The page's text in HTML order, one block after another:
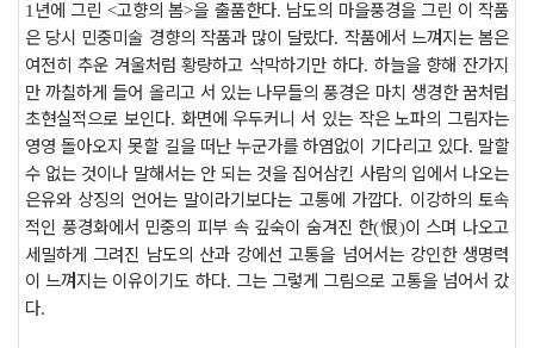
1 년에 그린 <고향의 봄>을 출품한다. 남도의 마을풍경을 그린 이 작품
은 당시 민중미술 경향의 작품과 많이 달랐다. 작품에서 느껴지는 봄은
여전히 추운 겨울처럼 황량하고 삭막하기만 하다. 하늘을 향해 잔가지
만 까칠하게 들어 올리고 서 있는 나무들의 풍경은 마치 생경한 꿈처럼
초현실적으로 보인다. 화면에 우두커니 서 있는 작은 노파의 그림자는
영영 돌아오지 못할 길을 떠난 누군가를 하염없이 기다리고 있다. 말할
수 없는 것이나 말해서는 안 되는 것을 집어삼킨 사람의 입에서 나오는
은유와 상징의 언어는 말이라기보다는 고통에 가깝다. 이강하의 토속
적인 풍경화에서 민중의 피부 속 깊숙이 숨겨진 한(恨)이 스며 나오고
세밀하게 그려진 남도의 산과 강에선 고통을 넘어서는 강인한 생명력
이 느껴지는 이유이기도 하다. 그는 그렇게 그림으로 고통을 넘어서 갔
다.